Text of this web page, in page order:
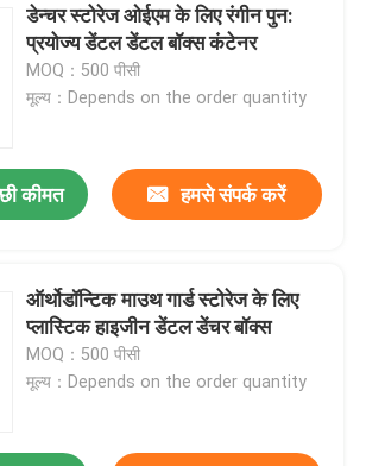
डेन्चर स्टोरेज ओईएम के लिए रंगीन पुन:
प्रयोज्य डेंटल डेंटल बॉक्स कंटेनर
MOQ：500 पीसी
मूल्य：Depends on the order quantity
कीमत हमसे संपर्क करें
ऑर्थोडॉन्टिक माउथ गार्ड स्टोरेज के लिए
प्लास्टिक हाइजीन डेंटल डेंचर बॉक्स
MOQ：500 पीसी
मूल्य：Depends on the order quantity